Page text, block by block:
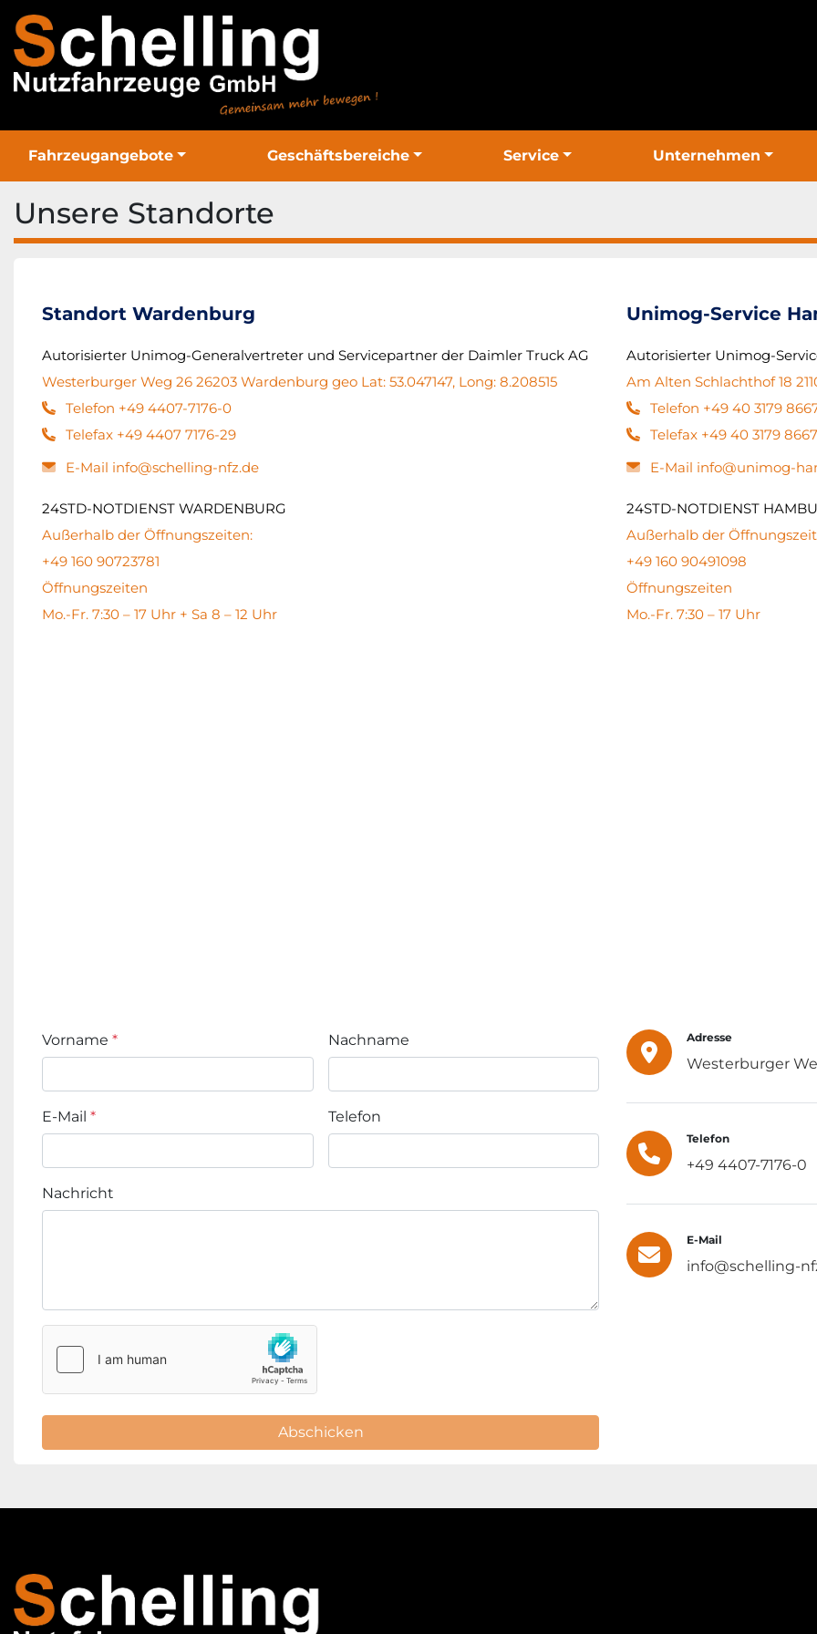
Fahrzeugangebote Geschäftsbereiche Service Unternehmen
Unsere Standorte
Standort Wardenburg
Autorisierter Unimog-Generalvertreter und Servicepartner der Daimler Truck AG
Westerburger Weg 26 26203 Wardenburg geo Lat: 53.047147, Long: 8.208515
Telefon +49 4407-7176-0
Telefax +49 4407 7176-29
E-Mail info@schelling-nfz.de
24STD-NOTDIENST WARDENBURG
Außerhalb der Öffnungszeiten:
+49 160 90723781
Öffnungszeiten
Mo.-Fr. 7:30 – 17 Uhr + Sa 8 – 12 Uhr
Unimog-Service
Autorisierter Unimog-
Am Alten Schlachthof 18
Telefon +49 40 3179
Telefax +49 40 3179
E-Mail info@unimog-
24STD-NOTDIENST
Außerhalb der
+49 160 90491098
Öffnungszeiten
Mo.-Fr. 7:30 – 17 Uhr
Vorname * Nachname
E-Mail * Telefon
Nachricht
Abschicken
Adresse
Westerburger
Telefon
+49 4407-7176-0
E-Mail
info@schelling-